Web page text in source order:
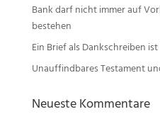
Bank darf nicht immer auf
bestehen
Ein Brief als Dankschreiben
Unauffindbares Testament
Neueste Kommentare